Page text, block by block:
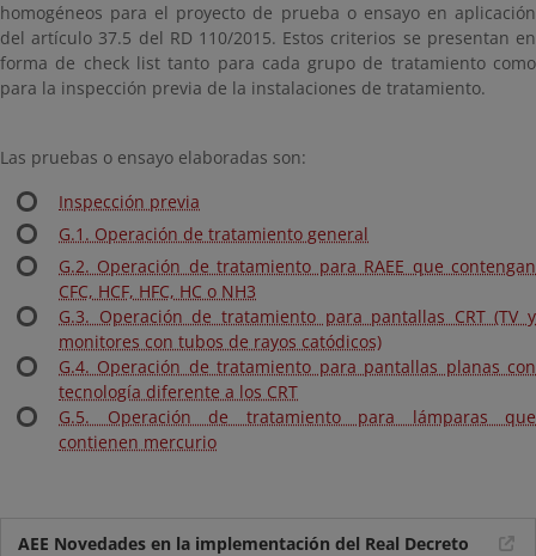
homogéneos para el proyecto de prueba o ensayo en aplicación
del artículo 37.5 del RD 110/2015. Estos criterios se presentan en
forma de check list tanto para cada grupo de tratamiento como
para la inspección previa de la instalaciones de tratamiento.
Las pruebas o ensayo elaboradas son:
Inspección previa
G.1. Operación de tratamiento general
G.2. Operación de tratamiento para RAEE que contengan
CFC, HCF, HFC, HC o NH3
G.3. Operación de tratamiento para pantallas CRT (TV y
monitores con tubos de rayos catódicos)
G.4. Operación de tratamiento para pantallas planas con
tecnología diferente a los CRT
G.5. Operación de tratamiento para lámparas que
contienen mercurio
AEE Novedades en la implementación del Real Decreto